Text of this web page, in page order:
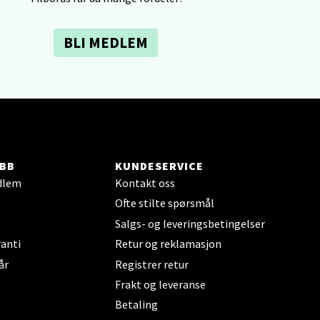
BLI MEDLEM
KUNDESERVICE
Kontakt oss
Ofte stilte spørsmål
Salgs- og leveringsbetingelser
Retur og reklamasjon
Registrer retur
Frakt og leveranse
Betaling